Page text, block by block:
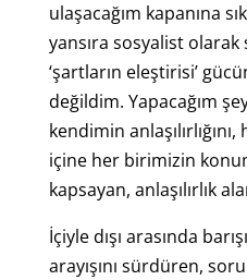
ulaşacağım kapanına
yansıra sosyalist
‘şartların eleştirisi’
değildim. Yapacağım
kendimin
içine her birimizin
kapsayan, anlaşılırlık
İçiyle dışı arasında
arayışını sürdüren,